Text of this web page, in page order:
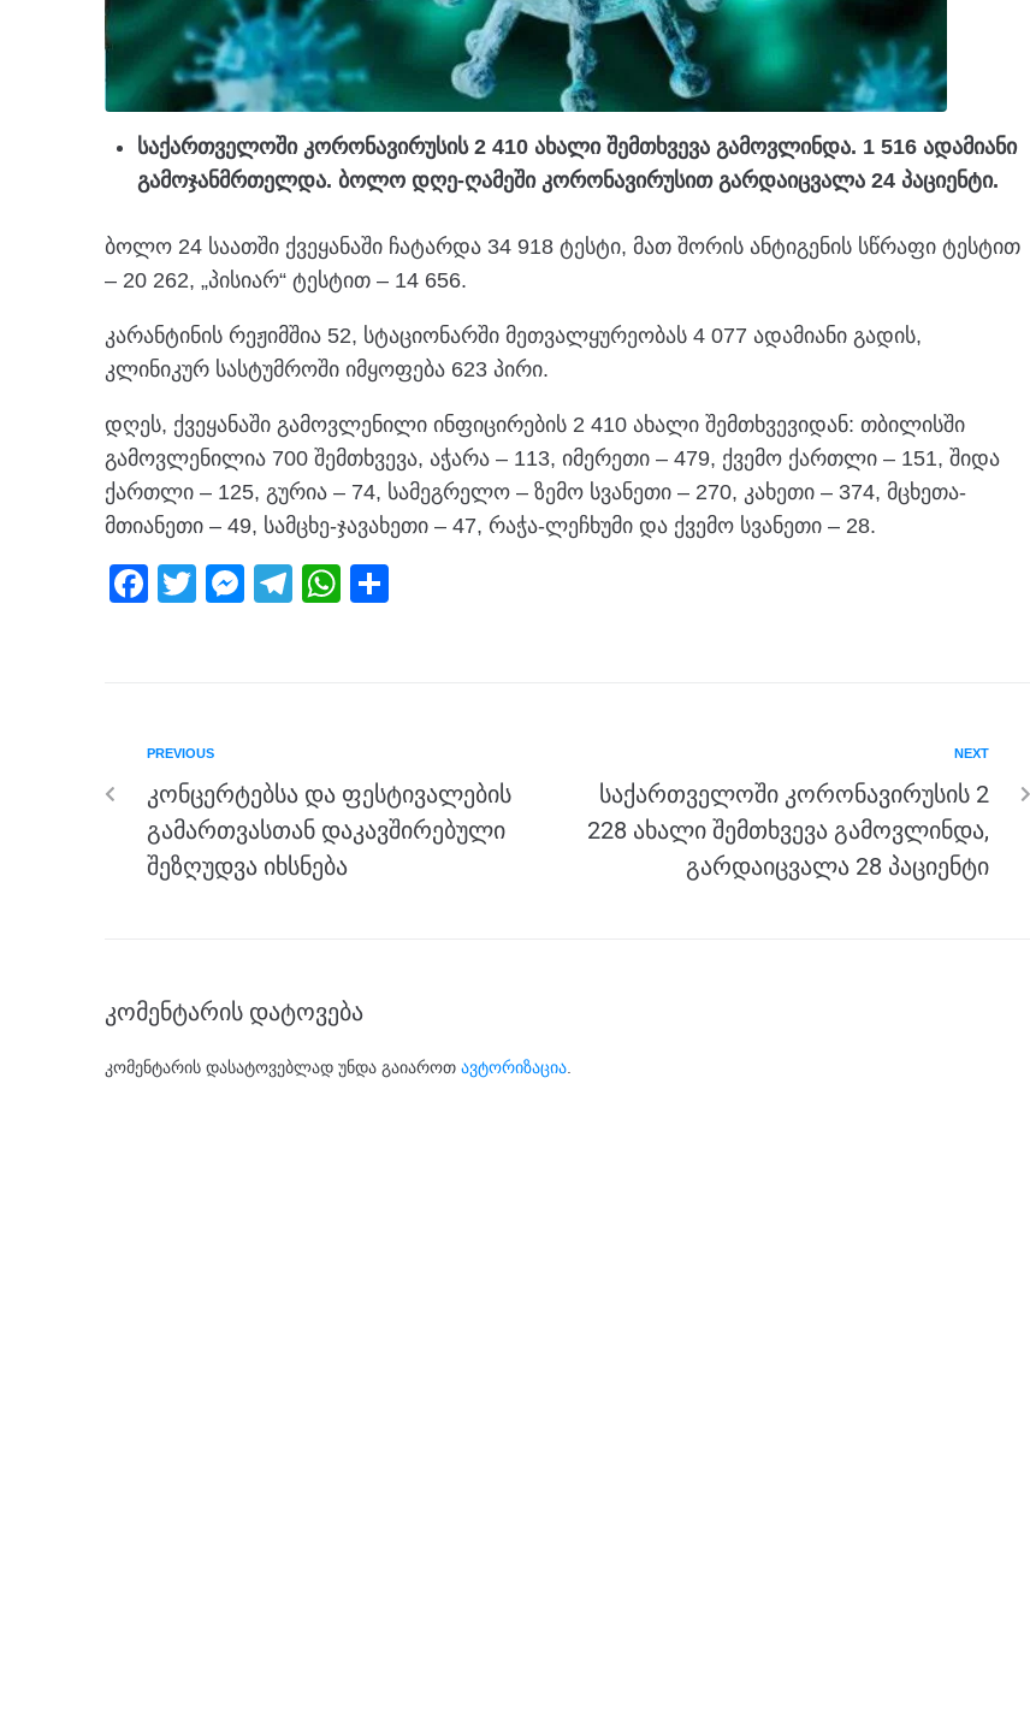
საქართველოში კორონავირუსის 2 410 ახალი შემთხვევა გამოვლინდა. 1 516 ადამიანი
გამოჯანმრთელდა. ბოლო დღე-ღამეში კორონავირუსით გარდაიცვალა 24 პაციენტი.
ბოლო 24 საათში ქვეყანაში ჩატარდა 34 918 ტესტი, მათ შორის ანტიგენის სწრაფი ტესტით
– 20 262, „პისიარ“ ტესტით – 14 656.
კარანტინის რეჟიმშია 52, სტაციონარში მეთვალყურეობას 4 077 ადამიანი გადის,
კლინიკურ სასტუმროში იმყოფება 623 პირი.
დღეს, ქვეყანაში გამოვლენილი ინფიცირების 2 410 ახალი შემთხვევიდან: თბილისში
გამოვლენილია 700 შემთხვევა, აჭარა – 113, იმერეთი – 479, ქვემო ქართლი – 151, შიდა
ქართლი – 125, გურია – 74, სამეგრელო – ზემო სვანეთი – 270, კახეთი – 374, მცხეთა-
მთიანეთი – 49, სამცხე-ჯავახეთი – 47, რაჭა-ლეჩხუმი და ქვემო სვანეთი – 28.
F
b
o
k
T
M
g
er
T
W
p
PREVIOUS
კონცერტებსა და ფესტივალების
გამართვასთან დაკავშირებული
შეზღუდვა იხსნება
NEXT
საქართველოში კორონავირუსის 2
228 ახალი შემთხვევა გამოვლინდა,
გარდაიცვალა 28 პაციენტი
კომენტარის დატოვება
კომენტარის დასატოვებლად უნდა გაიაროთ ავტორიზაცია